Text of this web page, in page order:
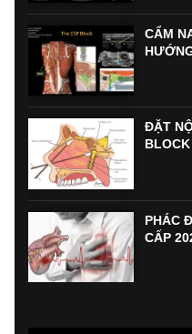
CẨM
ĐẶT
PHÁC
CẤP